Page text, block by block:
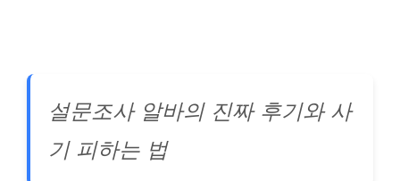
설문조사 알바의 진짜 후기와 사
기 피하는 법